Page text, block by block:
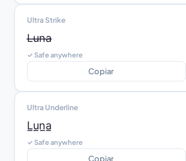
Ultra Strike
L̶u̶n̶a̶
✓ Safe anywhere
Copiar
Ultra Underline
L̲u̲n̲a̲
✓ Safe anywhere
Copiar